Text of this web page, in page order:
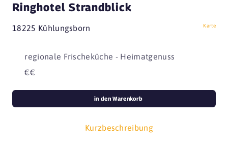
Ringhotel Strandblick
18225 Kühlungsborn Karte
regionale Frischeküche - Heimatgenuss
€€
Kurzbeschreibung
in den Warenkorb